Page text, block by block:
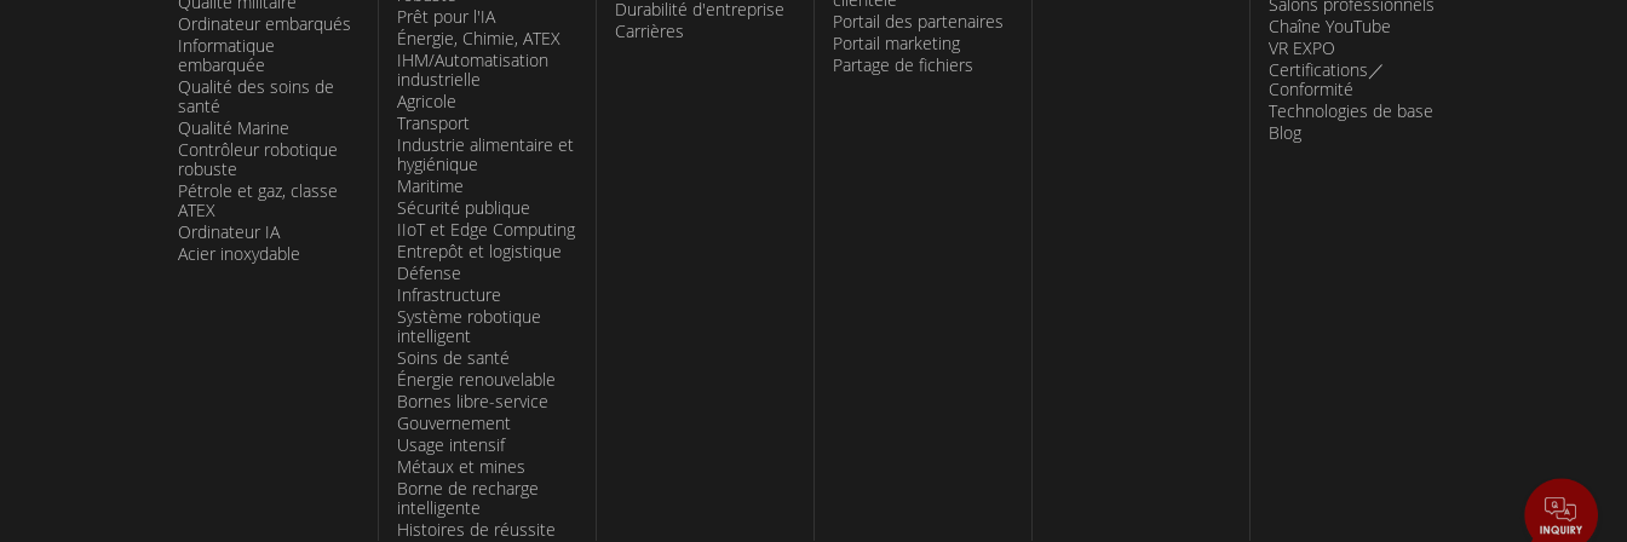
industrielles d'IA les plus exigeantes.
Ordinateur embarqués
Informatique
embarquée
Qualité des soins de
santé
Qualité Marine
Contrôleur robotique
robuste
Pétrole et gaz, classe
ATEX
Ordinateur IA
Acier inoxydable
Prêt pour l'IA
Énergie, Chimie, ATEX
IHM/Automatisation
industrielle
Agricole
Transport
Industrie alimentaire et
hygiénique
Maritime
Sécurité publique
IIoT et Edge Computing
Entrepôt et logistique
Défense
Infrastructure
Système robotique
intelligent
Soins de santé
Énergie renouvelable
Bornes libre-service
Gouvernement
Usage intensif
Métaux et mines
Borne de recharge
intelligente
Histoires de réussite
Durabilité d'entreprise
Carrières
Portail des partenaires
Portail marketing
Partage de fichiers
Chaîne YouTube
VR EXPO
Certifications／
Conformité
Technologies de base
Blog